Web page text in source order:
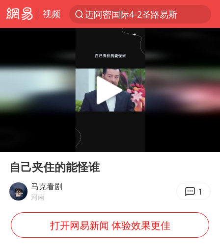
视频
迈阿密国际4-2圣路易斯
探寻“技能+”促就业创业新路
店主遭女子“鬼手”换钞
顾客结账把钱扔地上 服务员霸气扔回
美国退回1000亿美元关税
38岁山东财大教授刘海明逝世
弹药库存告急 美军补货难
沙特否认与胡塞武装举行会谈
Play
自己夹住的能怪谁
马克看剧
河南 1
打开网易新闻 体验效果更佳